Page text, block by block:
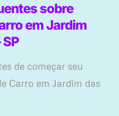
sobre
em Jardim
de começar seu
Carro em Jardim das